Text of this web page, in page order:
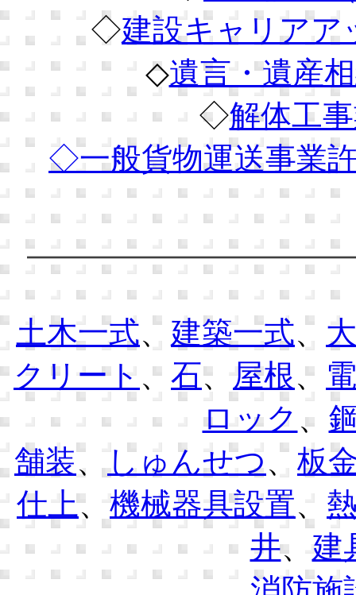
◇建設キャリアア
◇遺言・遺産
◇解体工
◇一般貨物運送事業
土木一式、 建築一式、
クリート 、 石、 屋根、
ロック 、
舗装、 しゅんせつ、 板
仕上、 機械器具設置、
井、 建